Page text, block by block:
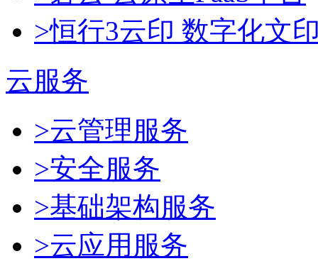
>恒行3云印 数字化文
云服务
>云管理服务
>安全服务
>基础架构服务
>云应用服务